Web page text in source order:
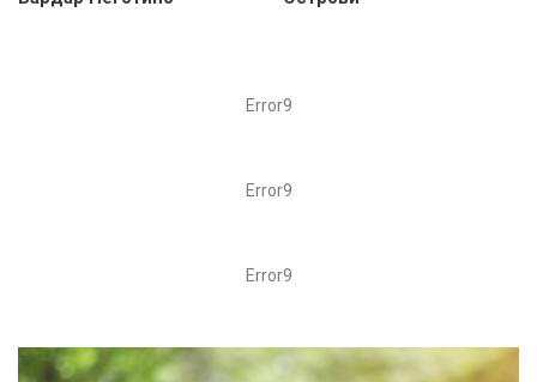
Error9
Error9
Error9